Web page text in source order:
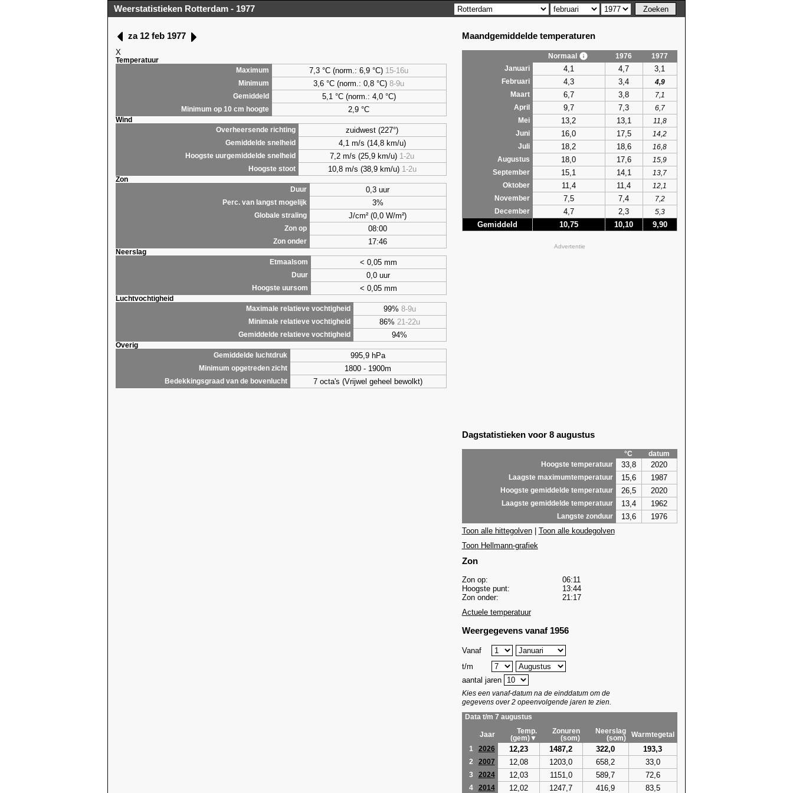
Weerstatistieken Rotterdam - 1977
za 12 feb 1977
X
Temperatuur
Maximum
7,3 °C (norm.: 6,9 °C) 15-16u
Minimum 3,6 °C (norm.: 0,8 °C)8-9u
Gemiddeld 5,1 °C (norm.: 4,0 °C)
Minimum op 10 cm hoogte 2,9 °C
Wind
Overheersende richting
zuidwest (227°)
Gemiddelde snelheid 4,1 m/s (14,8 km/u)
Hoogste uurgemiddelde snelheid 7,2 m/s (25,9 km/u) 1-2u
Hoogste stoot 10,8 m/s (38,9 km/u) 1-2u
Zon
Duur
0,3 uur
Perc. van langst mogelijk 3%
Globale straling J/cm² (0,0 W/m²)
Zon op 08:00
Zon onder 17:46
Neerslag
Etmaalsom
< 0,05 mm
Duur 0,0 uur
Hoogste uursom < 0,05 mm
Luchtvochtigheid
Maximale relatieve vochtigheid
99% 8-9u
Minimale relatieve vochtigheid 86% 21-22u
Gemiddelde relatieve vochtigheid 94%
Overig
Gemiddelde luchtdruk
995,9 hPa
Minimum opgetreden zicht 1800 - 1900m
Bedekkingsgraad van de bovenlucht 7 octa's (Vrijwel geheel bewolkt)
Maandgemiddelde temperaturen
Normaal 1976
1977
Januari
4,1 4,7 3,1
Februari 4,3 3,4
4,9
Maart
6,7 3,8
7,1
April
9,7 7,3
6,7
Mei
13,2 13,1
11,8
Juni
16,0 17,5
14,2
Juli
18,2 18,6
16,8
Augustus
18,0 17,6
15,9
September
15,1 14,1
13,7
Oktober
11,4 11,4
12,1
November
7,5 7,4
7,2
December
4,7 2,3 5,3
Gemiddeld 10,75 10,10 9,90
Advertentie
Dagstatistieken voor 8 augustus
°C
datum
Hoogste temperatuur
33,8 2020
Laagste maximumtemperatuur 15,6 1987
Hoogste gemiddelde temperatuur 26,5 2020
Laagste gemiddelde temperatuur 13,4 1962
Langste zonduur 13,6
1976
Toon alle hittegolven| Toon alle koudegolven
Toon Hellmann-grafiek
Zon
Zon op:
06:11
Hoogste punt:
13:44
Zon onder:
21:17
Actuele temperatuur
Weergegevens vanaf 1956
Vanaf
t/m
aantal jaren
Kies een vanaf-datum na de einddatum om de
gegevens over 2 opeenvolgende jaren te zien.
Data t/m 7 augustus
Jaar
Temp.
(gem)▼
Zonuren
(som)
Neerslag
(som)
Warmtegetal
1
2026 12,23 1487,2 322,0 193,3
2 2007 12,08 1203,0 658,2 33,0
3 2024 12,03 1151,0 589,7 72,6
4 2014 12,02 1247,7 416,9 83,5